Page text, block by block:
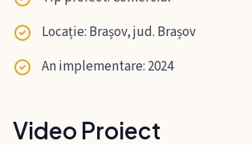
Locație: Brașov, jud. Brașov
An implementare: 2024
Video Proiect